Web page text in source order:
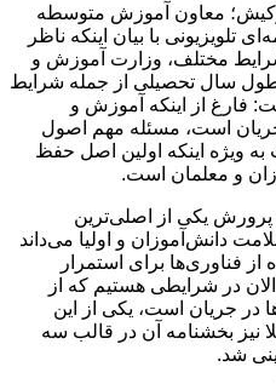
معاون آموزش متوسطه
با بیان اینکه ناظر
مختلف، وزارت آموزش و
سال تحصیلی از جمله شرایط
فارغ از اینکه آموزش و
است، مسئله مهم اصول
ویژه اینکه اولین اصل حفظ
و معلمان است.
پرورش یکی از اصلی‌ترین
دانش‌آموزان و اولیا می‌داند
از فناوری‌ها برای استمرار
در شرایطی هستیم که از
جریان است، یکی از این
نیز بخشنامه‌ آن در قالب سه
شد.